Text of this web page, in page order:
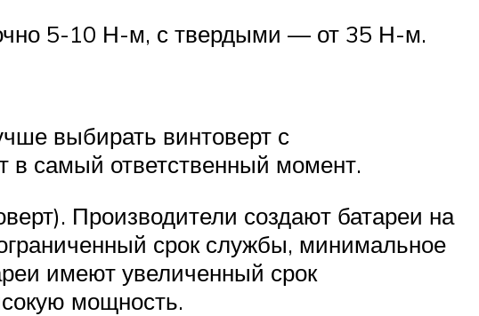
5-10 Н-м, с твердыми — от 35 Н-м.
выбирать винтоверт с
в самый ответственный момент.
Производители создают батареи на
срок службы, минимальное
имеют увеличенный срок
мощность.